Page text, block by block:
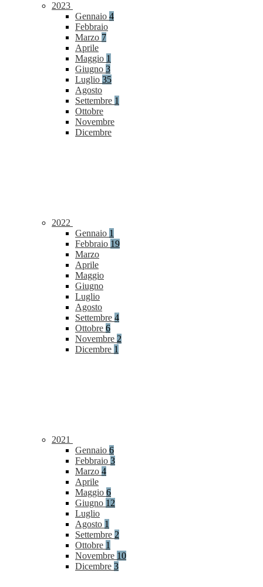
2023
Gennaio 4
Febbraio
Marzo 7
Aprile
Maggio 1
Giugno 3
Luglio 35
Agosto
Settembre 1
Ottobre
Novembre
Dicembre
2022
Gennaio 1
Febbraio 19
Marzo
Aprile
Maggio
Giugno
Luglio
Agosto
Settembre 4
Ottobre 6
Novembre 2
Dicembre 1
2021
Gennaio 6
Febbraio 3
Marzo 4
Aprile
Maggio 6
Giugno 12
Luglio
Agosto 1
Settembre 2
Ottobre 1
Novembre 10
Dicembre 3